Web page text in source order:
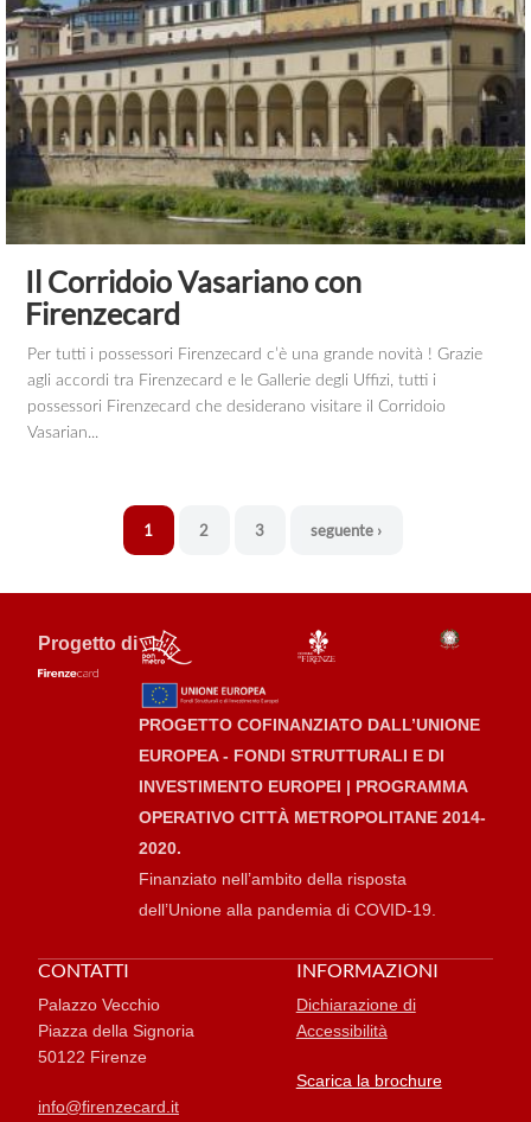
Il Corridoio Vasariano con
Firenzecard
Per tutti i possessori Firenzecard c’è una grande novità ! Grazie
agli accordi tra Firenzecard e le Gallerie degli Uffizi, tutti i
possessori Firenzecard che desiderano visitare il Corridoio
Vasarian...
1 2 3 seguente ›
Progetto di
PROGETTO COFINANZIATO DALL’UNIONE
EUROPEA - FONDI STRUTTURALI E DI
INVESTIMENTO EUROPEI | PROGRAMMA
OPERATIVO CITTÀ METROPOLITANE 2014-
2020.
Finanziato nell’ambito della risposta
dell’Unione alla pandemia di COVID-19.
CONTATTI
Palazzo Vecchio
Piazza della Signoria
50122 Firenze
info@firenzecard.it
INFORMAZIONI
Dichiarazione di
Accessibilità
Scarica la brochure